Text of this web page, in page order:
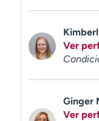
Ver
Ginger
Ver